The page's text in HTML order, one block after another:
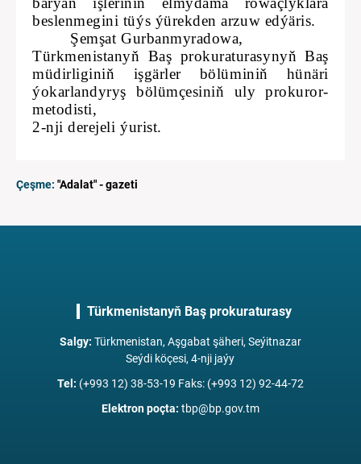
beslenmegini tüýs ýürekden arzuw edýäris.
Şemşat Gurbanmyradowa,
Türkmenistanyň Baş prokuraturasynyň Baş
müdirliginiň işgärler bölüminiň hünäri
ýokarlandyryş bölümçesiniň uly prokuror-
metodisti,
2-nji derejeli ýurist.
Çeşme: "Adalat" - gazeti
Türkmenistanyň Baş prokuraturasy
Salgy: Türkmenistan, Aşgabat şäheri, Seýitnazar
Seýdi köçesi, 4-nji jaýy
Tel : (+993 12) 38-53-19 Faks: (+993 12) 92-44-72
Elektron poçta: tbp@bp.gov.tm